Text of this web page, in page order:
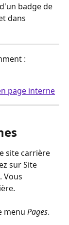
badge de
dans
:
page interne
site carrière
sur Site
Vous
menu Pages.